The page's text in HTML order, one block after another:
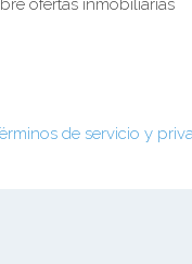
ofertas inmobiliarias
de servicio y